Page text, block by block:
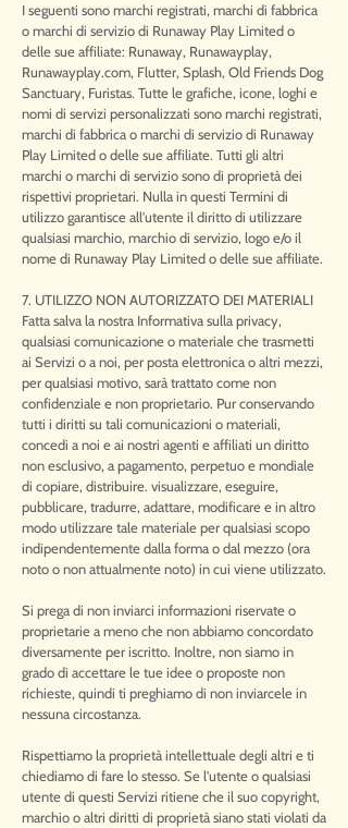
I seguenti sono marchi registrati, marchi di fabbrica
o marchi di servizio di Runaway Play Limited o
delle sue affiliate: Runaway, Runawayplay,
Runawayplay.com, Flutter, Splash, Old Friends Dog
Sanctuary, Furistas. Tutte le grafiche, icone, loghi e
nomi di servizi personalizzati sono marchi registrati,
marchi di fabbrica o marchi di servizio di Runaway
Play Limited o delle sue affiliate. Tutti gli altri
marchi o marchi di servizio sono di proprietà dei
rispettivi proprietari. Nulla in questi Termini di
utilizzo garantisce all'utente il diritto di utilizzare
qualsiasi marchio, marchio di servizio, logo e/o il
nome di Runaway Play Limited o delle sue affiliate.
7. UTILIZZO NON AUTORIZZATO DEI MATERIALI
Fatta salva la nostra Informativa sulla privacy,
qualsiasi comunicazione o materiale che trasmetti
ai Servizi o a noi, per posta elettronica o altri mezzi,
per qualsiasi motivo, sarà trattato come non
confidenziale e non proprietario. Pur conservando
tutti i diritti su tali comunicazioni o materiali,
concedi a noi e ai nostri agenti e affiliati un diritto
non esclusivo, a pagamento, perpetuo e mondiale
di copiare, distribuire. visualizzare, eseguire,
pubblicare, tradurre, adattare, modificare e in altro
modo utilizzare tale materiale per qualsiasi scopo
indipendentemente dalla forma o dal mezzo (ora
noto o non attualmente noto) in cui viene utilizzato.
Si prega di non inviarci informazioni riservate o
proprietarie a meno che non abbiamo concordato
diversamente per iscritto. Inoltre, non siamo in
grado di accettare le tue idee o proposte non
richieste, quindi ti preghiamo di non inviarcele in
nessuna circostanza.
Rispettiamo la proprietà intellettuale degli altri e ti
chiediamo di fare lo stesso. Se l'utente o qualsiasi
utente di questi Servizi ritiene che il suo copyright,
marchio o altri diritti di proprietà siano stati violati da